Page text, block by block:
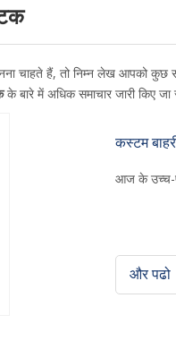
चाहते हैं, तो निम्न लेख आपको कुछ
के बारे में अधिक समाचार जारी किए
कस्टम
आज के उच्च-
और पढो